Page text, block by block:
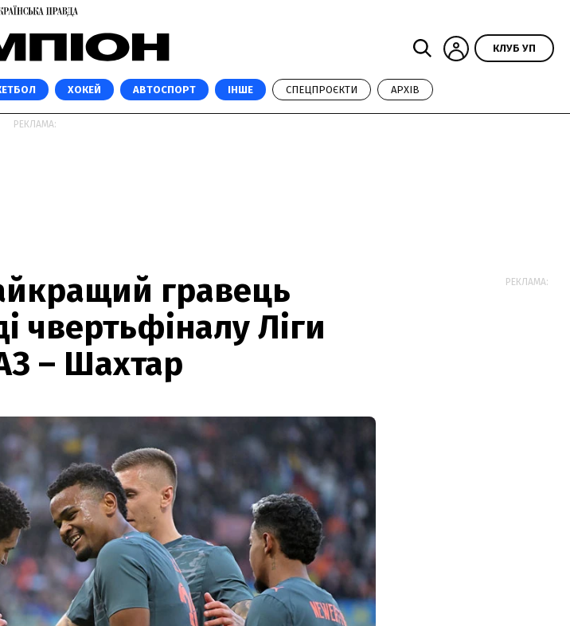
КЛУБ УП
ХОКЕЙ АВТОСПОРТ ІНШЕ СПЕЦПРОЄКТИ АРХІВ
РЕКЛАМА:
гравець
чвертьфіналу Ліги
– Шахтар
РЕКЛАМА: